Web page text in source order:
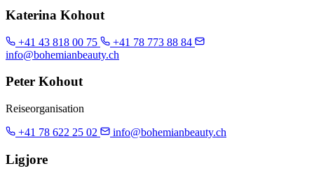
Katerina Kohout
+41 43 818 00 75
+41 78 773 88 84
info@bohemianbeauty.ch
Peter Kohout
Reiseorganisation
+41 78 622 25 02
info@bohemianbeauty.ch
Ligjore